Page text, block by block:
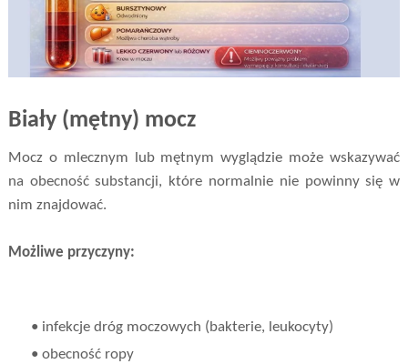
Biały (mętny) mocz
Mocz o mlecznym lub mętnym wyglądzie może wskazywać
na obecność substancji, które normalnie nie powinny się w
nim znajdować.
Możliwe przyczyny:
• infekcje dróg moczowych (bakterie, leukocyty)
• obecność ropy